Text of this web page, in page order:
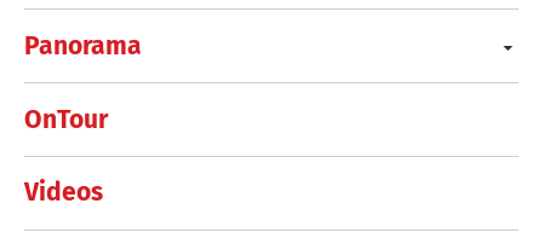
Panorama
OnTour
Videos